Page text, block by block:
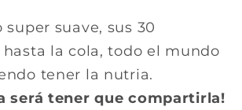
super suave, sus 30
la cola, todo el mundo
tener la nutria.
será tener que compartirla!